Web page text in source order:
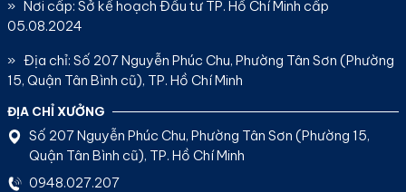
» Nơi cấp: Sở kế hoạch Đầu tư TP. Hồ Chí Minh cấp
05.08.2024
» Địa chỉ: Số 207 Nguyễn Phúc Chu, Phường Tân Sơn (Phường
15, Quận Tân Bình cũ), TP. Hồ Chí Minh
ĐỊA CHỈ XƯỞNG
Số 207 Nguyễn Phúc Chu, Phường Tân Sơn (Phường 15,
Quận Tân Bình cũ), TP. Hồ Chí Minh
0948.027.207